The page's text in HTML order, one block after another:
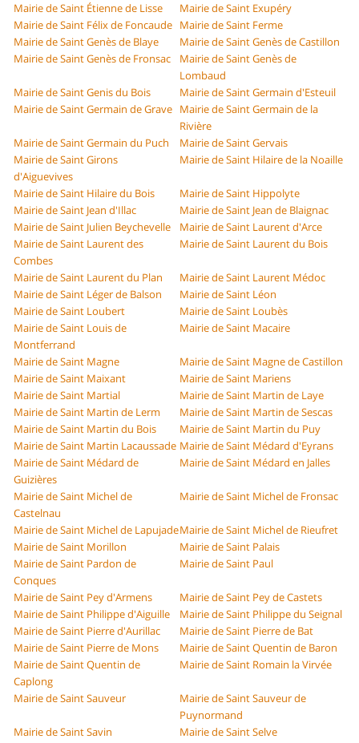
Mairie de Saint Étienne de Lisse
Mairie de Saint Exupéry
Mairie de Saint Félix de Foncaude Mairie de Saint Ferme
Mairie de Saint Genès de Blaye
Mairie de Saint Genès de Castillon
Mairie de Saint Genès de Fronsac
Mairie de Saint Genès de
Lombaud
Mairie de Saint Genis du Bois
Mairie de Saint Germain d'Esteuil
Mairie de Saint Germain de Grave Mairie de Saint Germain de la
Rivière
Mairie de Saint Germain du Puch
Mairie de Saint Gervais
Mairie de Saint Girons
d'Aiguevives
Mairie de Saint Hilaire de la Noaille
Mairie de Saint Hilaire du Bois
Mairie de Saint Hippolyte
Mairie de Saint Jean d'Illac
Mairie de Saint Jean de Blaignac
Mairie de Saint Julien Beychevelle
Mairie de Saint Laurent d'Arce
Mairie de Saint Laurent des
Combes
Mairie de Saint Laurent du Bois
Mairie de Saint Laurent du Plan
Mairie de Saint Laurent Médoc
Mairie de Saint Léger de Balson
Mairie de Saint Léon
Mairie de Saint Loubert
Mairie de Saint Loubès
Mairie de Saint Louis de
Montferrand
Mairie de Saint Macaire
Mairie de Saint Magne
Mairie de Saint Magne de Castillon
Mairie de Saint Maixant
Mairie de Saint Mariens
Mairie de Saint Martial
Mairie de Saint Martin de Laye
Mairie de Saint Martin de Lerm
Mairie de Saint Martin de Sescas
Mairie de Saint Martin du Bois
Mairie de Saint Martin du Puy
Mairie de Saint Martin Lacaussade Mairie de Saint Médard d'Eyrans
Mairie de Saint Médard de
Guizières
Mairie de Saint Médard en Jalles
Mairie de Saint Michel de
Castelnau
Mairie de Saint Michel de Fronsac
Mairie de Saint Michel de LapujadeMairie de Saint Michel de Rieufret
Mairie de Saint Morillon
Mairie de Saint Palais
Mairie de Saint Pardon de
Conques
Mairie de Saint Paul
Mairie de Saint Pey d'Armens
Mairie de Saint Pey de Castets
Mairie de Saint Philippe d'Aiguille
Mairie de Saint Philippe du Seignal
Mairie de Saint Pierre d'Aurillac
Mairie de Saint Pierre de Bat
Mairie de Saint Pierre de Mons
Mairie de Saint Quentin de Baron
Mairie de Saint Quentin de
Caplong
Mairie de Saint Romain la Virvée
Mairie de Saint Sauveur
Mairie de Saint Sauveur de
Puynormand
Mairie de Saint Savin
Mairie de Saint Selve